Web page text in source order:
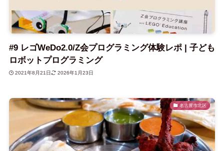
#9 レゴWeDo2.0/Z会プログラミング体験レポ | 子ども
ロボットプログラミング
2021年8月21日 2026年1月23日
名古屋市北区